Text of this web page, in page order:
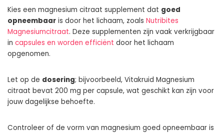
Kies een magnesium citraat supplement dat goed
opneembaar is door het lichaam, zoals Nutribites
Magnesiumcitraat. Deze supplementen zijn vaak verkrijgbaar
in capsules en worden efficiënt door het lichaam
opgenomen.
Let op de dosering; bijvoorbeeld, Vitakruid Magnesium
citraat bevat 200 mg per capsule, wat geschikt kan zijn voor
jouw dagelijkse behoefte.
Controleer of de vorm van magnesium goed opneembaar is